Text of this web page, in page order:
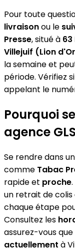
Pour toute
livraisonou le
Presse, situé à 63
Villejuif (Lion
la semaine et
période. Vérifiez
appelant le
Pourquoi
agence
Se rendre dans
comme Tabac
rapide et proche
un retrait de colis
chaque étape
Consultez les
assurez-vous
actuellement à